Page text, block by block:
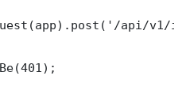
api/v1/